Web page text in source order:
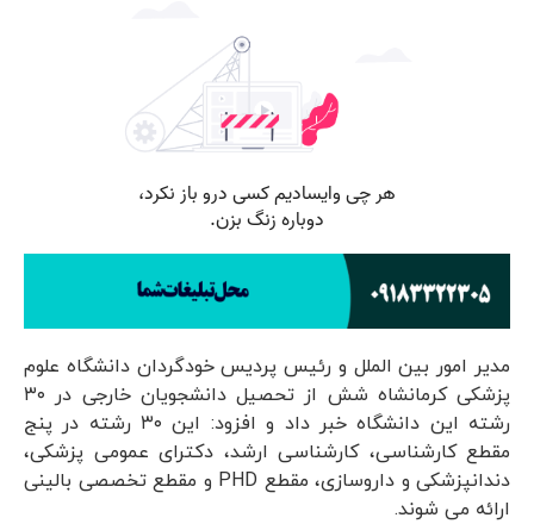
مدیر امور بین الملل و رئیس پردیس خودگردان دانشگاه علوم
پزشکی کرمانشاه شش از تحصیل دانشجویان خارجی در ۳۰
رشته این دانشگاه خبر داد و افزود: این ۳۰ رشته در پنج
مقطع کارشناسی، کارشناسی ارشد، دکترای عمومی پزشکی،
دندانپزشکی و داروسازی، مقطع PHD و مقطع تخصصی بالینی
ارائه می شوند.